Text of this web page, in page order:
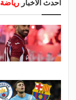
أحدث الأخبار رياضة